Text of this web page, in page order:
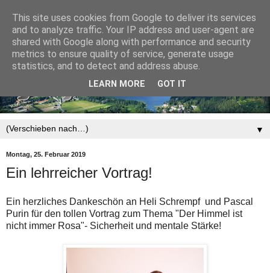
▼
Montag, 25. Februar 2019
Ein lehrreicher Vortrag!
Ein herzliches Dankeschön an Heli Schrempf und Pascal
Purin für den tollen Vortrag zum Thema "Der Himmel ist
nicht immer Rosa"- Sicherheit und mentale Stärke!
This site uses cookies from Google to deliver its services
and to analyze traffic. Your IP address and user-agent are
shared with Google along with performance and security
metrics to ensure quality of service, generate usage
statistics, and to detect and address abuse.
LEARN MORE GOT IT